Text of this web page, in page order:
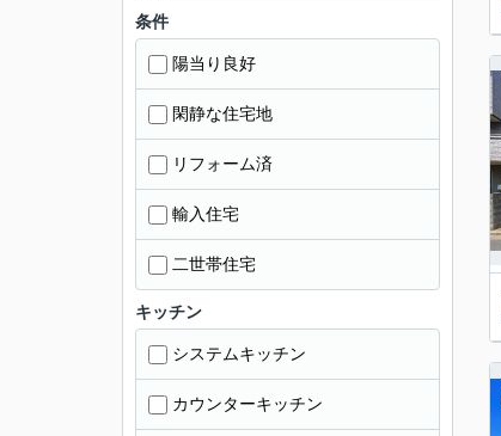
条件
陽当り良好
閑静な住宅地
リフォーム済
輸入住宅
二世帯住宅
キッチン
システムキッチン
カウンターキッチン